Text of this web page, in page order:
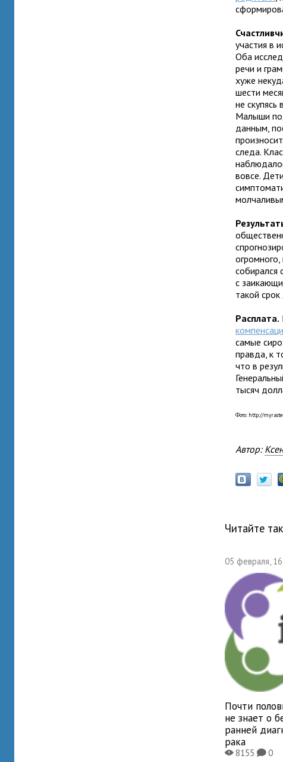
участия в
Оба
речи и
хуже
шести
не
Малыши
данным,
следа.
вовсе.
собирался
с
такой
Расплата.
самые
правда, к
что в
тысяч
Фото: http://
Автор:
Читайте
05 февраля,
Почти
не знает о
ранней
рака
X8155K0